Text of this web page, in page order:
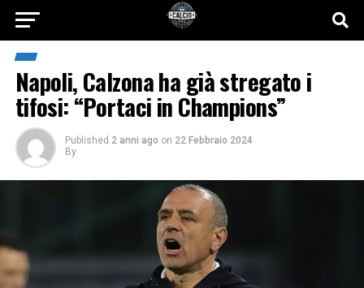
Napoli, Calzona ha già stregato i
tifosi: “Portaci in Champions”
Published 2 anni ago on 22 Febbraio 2024
By